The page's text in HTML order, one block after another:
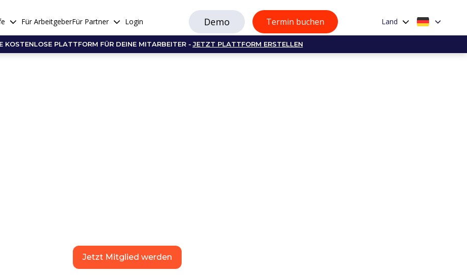
Für ArbeitgeberFür Partner Login Demo Termin buchen Land
KOSTENLOSE PLATTFORM FÜR DEINE MITARBEITER - JETZT PLATTFORM ERSTELLEN
Jetzt Mitglied werden